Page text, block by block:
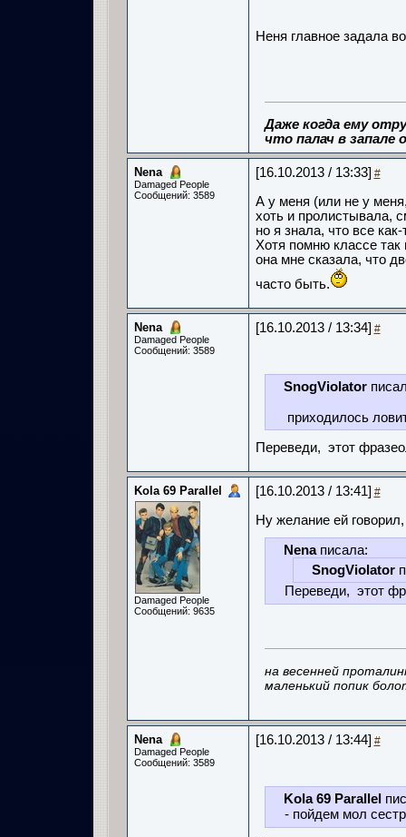
Неня главное задала
Даже когда ему
что палач в запале
Nena
Damaged People
Сообщений: 3589
[16.10.2013 / 13:33] #
А у меня (или не у
хоть и пролистывала,
но я знала, что все как-
Хотя помню классе так
она мне сказала, что
часто быть.
Nena
Damaged People
Сообщений: 3589
[16.10.2013 / 13:34] #
SnogViolator
приходилось
Переведи, этот
Kola 69 Parallel
Damaged People
Сообщений: 9635
[16.10.2013 / 13:41] #
Ну желание ей
Nenaписала:
SnogViolator
Переведи, этот
на весенней
маленький попик
Nena
Damaged People
Сообщений: 3589
[16.10.2013 / 13:44] #
Kola 69 Parallel
- пойдем мол